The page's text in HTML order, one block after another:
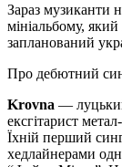
Зараз музиканти
мініальбому,
запланований
Про дебютний
Krovna —
ексгітарист
Їхній перший
хедлайнерами